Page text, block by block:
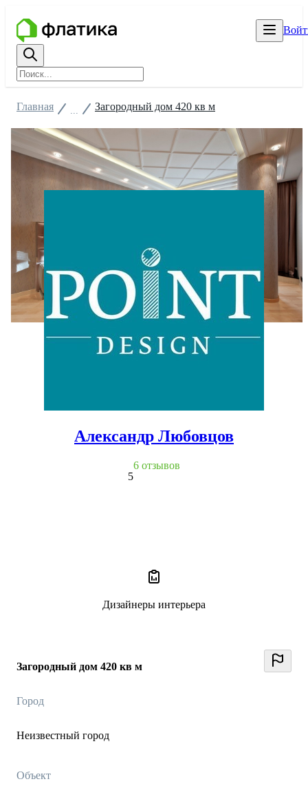
Загородный дом 420 кв м
Город
Неизвестный город
Объект
Главная Загородный дом 420 кв м
Александр Любовцов
5
6 отзывов
Дизайнеры интерьера